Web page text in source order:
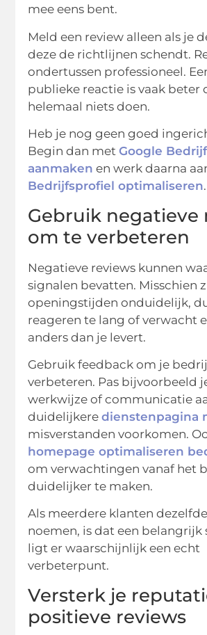
mee eens bent.
Meld een review alleen als je
deze de richtlijnen schendt.
ondertussen professioneel.
publieke reactie is vaak beter
helemaal niets doen.
Heb je nog geen goed
Begin dan metGoogle
aanmaken en werk daarna
Bedrijfsprofiel optimaliseren.
Gebruik negatieve
om te verbeteren
Negatieve reviews kunnen
signalen bevatten. Misschien
openingstijden onduidelijk,
reageren te lang of verwacht
anders dan je levert.
Gebruik feedback om je
verbeteren. Pas bijvoorbeeld
werkwijze of communicatie
duidelijkeredienstenpagina
misverstanden voorkomen.
homepage optimaliseren
om verwachtingen vanaf het
duidelijker te maken.
Als meerdere klanten
noemen, is dat een belangrijk
ligt er waarschijnlijk een echt
verbeterpunt.
Versterk je
positieve reviews